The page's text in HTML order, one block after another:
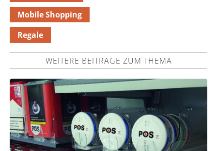
Mobile Shopping
Regale
WEITERE BEITRÄGE ZUM THEMA